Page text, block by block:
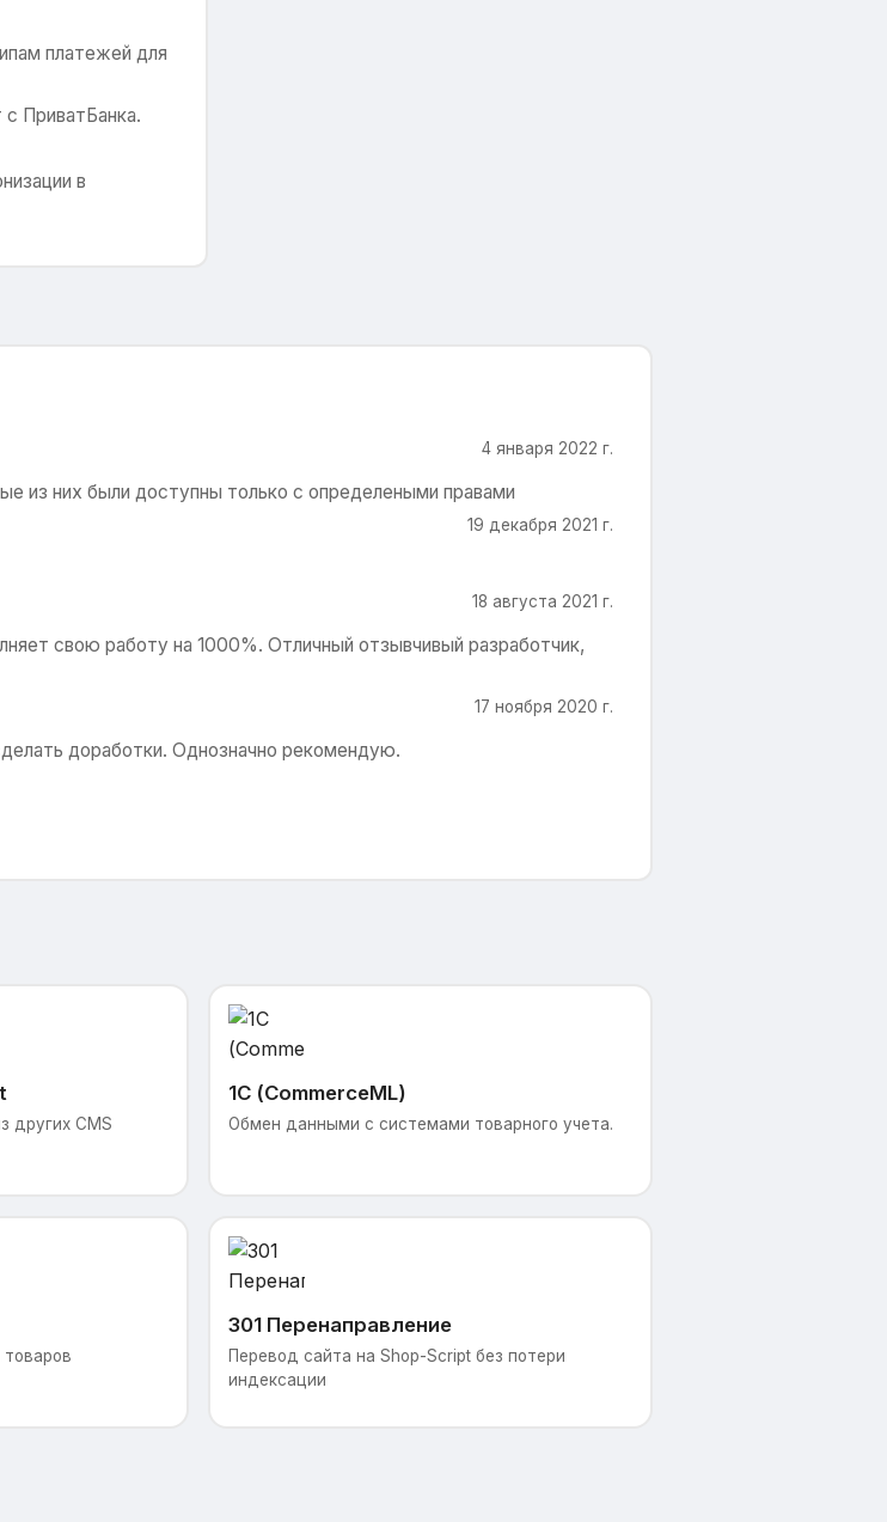
платежей для
ПриватБанка.
в
4 января 2022 г.
из них были доступны только с определеными правами
19 декабря 2021 г.
18 августа 2021 г.
свою работу на 1000%. Отличный отзывчивый разработчик,
17 ноября 2020 г.
доработки. Однозначно рекомендую.
других CMS
1С (CommerceML)
Обмен данными с системами товарного учета.
301 Перенаправление
Перевод сайта на Shop-Script без потери
индексации